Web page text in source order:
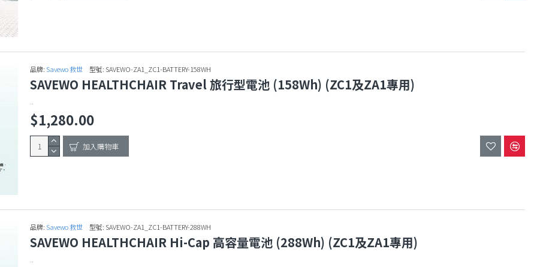
品牌: Savewo 救世 型號: SAVEWO-ZA1_ZC1-BATTERY-158WH
SAVEWO HEALTHCHAIR Travel 旅行型電池 (158Wh) (ZC1及ZA1專用)
..
$1,280.00
加入購物車
品牌: Savewo 救世 型號: SAVEWO-ZA1_ZC1-BATTERY-288WH
SAVEWO HEALTHCHAIR Hi-Cap 高容量電池 (288Wh) (ZC1及ZA1專用)
..